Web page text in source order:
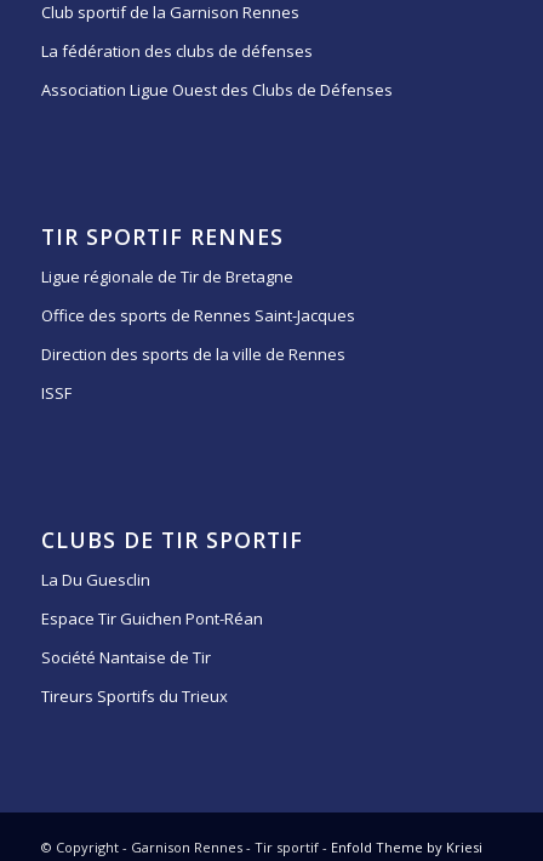
Club sportif de la Garnison Rennes
La fédération des clubs de défenses
Association Ligue Ouest des Clubs de Défenses
TIR SPORTIF RENNES
Ligue régionale de Tir de Bretagne
Office des sports de Rennes Saint-Jacques
Direction des sports de la ville de Rennes
ISSF
CLUBS DE TIR SPORTIF
La Du Guesclin
Espace Tir Guichen Pont-Réan
Société Nantaise de Tir
Tireurs Sportifs du Trieux
© Copyright - Garnison Rennes - Tir sportif - Enfold Theme by Kriesi